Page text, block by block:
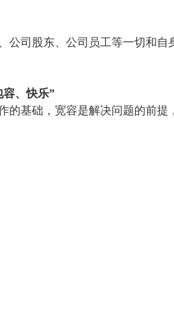
公司股东、公司员工等一切和
容、快乐”
的基础，宽容是解决问题的前